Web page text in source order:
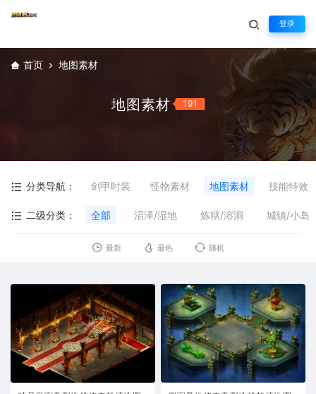
登录
首页 地图素材
地图素材 191
分类导航： 剑甲时装 怪物素材 地图素材 技能特效
二级分类： 全部 沼泽/湿地 炼狱/溶洞 城镇/小岛
最新 最热 随机